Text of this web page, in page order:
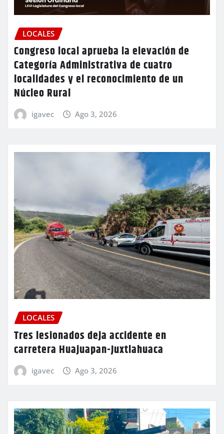
LOCALES
Congreso local aprueba la elevación de
Categoría Administrativa de cuatro
localidades y el reconocimiento de un
Núcleo Rural
igavec Ago 3, 2026
LOCALES
Tres lesionados deja accidente en
carretera Huajuapan-Juxtlahuaca
igavec Ago 3, 2026